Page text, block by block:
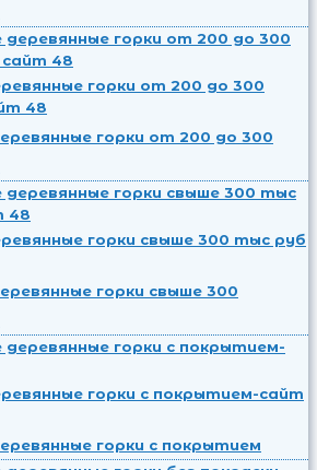
горки от 200 до 300
горки свыше 300
горки с покрытием